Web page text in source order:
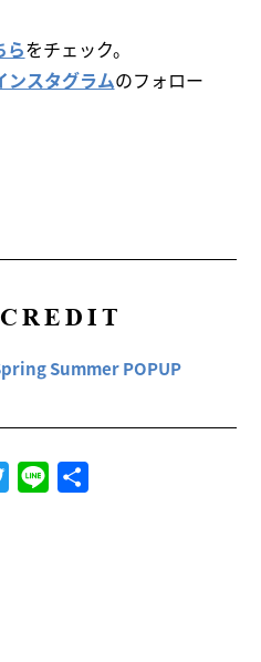
らをチェック。
ンスタグラムのフォロー
Summer POPUP
TwitterLine